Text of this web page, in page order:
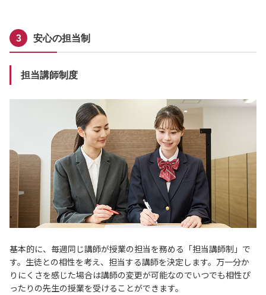
安心の担当制
担当講師制度
基本的に、毎週同じ講師が授業の担当を務める「担当講師制」で
す。生徒との相性を考え、担当する講師を決定します。万一分か
りにくさを感じた場合は講師の変更が可能なのでいつでも相性ぴ
ったりの先生の授業を受けることができます。